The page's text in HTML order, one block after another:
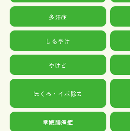
多汗症
しもやけ
やけど
ほくろ・イボ除去
掌蹠膿疱症